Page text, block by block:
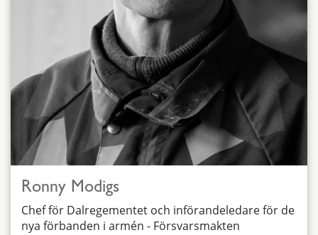
Ronny Modigs
Chef för Dalregementet och införandeledare för de
nya förbanden i armén - Försvarsmakten